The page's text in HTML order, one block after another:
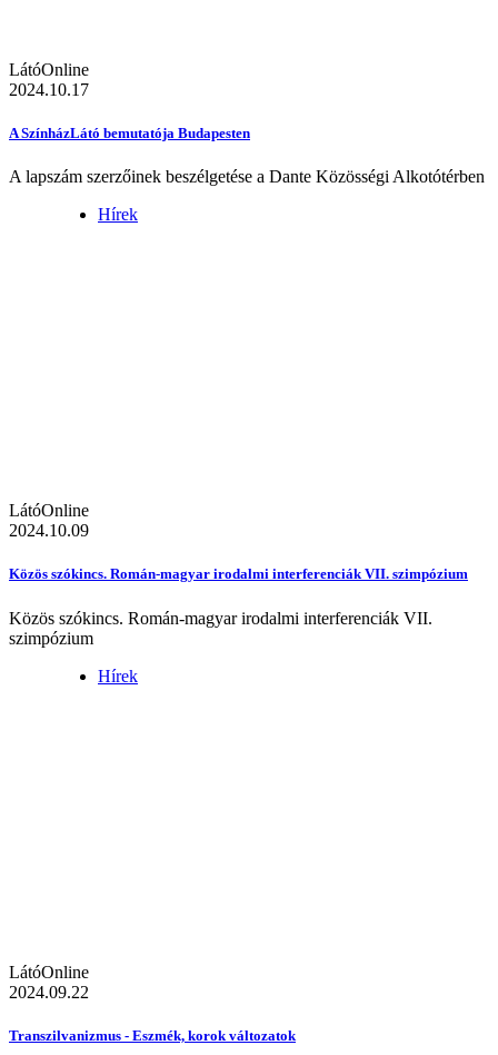
LátóOnline
2024.10.17
A SzínházLátó bemutatója Budapesten
A lapszám szerzőinek beszélgetése a Dante Közösségi Alkotótérben
Hírek
LátóOnline
2024.10.09
Közös szókincs. Román-magyar irodalmi interferenciák VII. szimpózium
Közös szókincs. Román-magyar irodalmi interferenciák VII.
szimpózium
Hírek
LátóOnline
2024.09.22
Transzilvanizmus - Eszmék, korok változatok